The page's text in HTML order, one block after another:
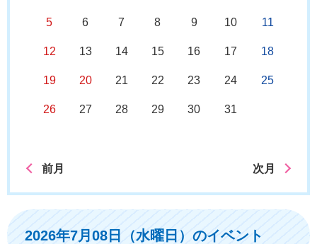
5 6 7 8 9 10 11
12 13 14 15 16 17 18
19 20 21 22 23 24 25
26 27 28 29 30 31
前月 次月
2026年7月08日（水曜日）のイベント